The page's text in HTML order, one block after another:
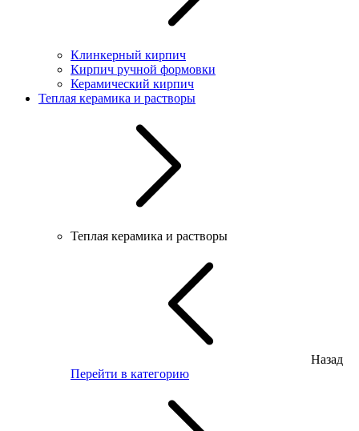
Клинкерный кирпич
Кирпич ручной формовки
Керамический кирпич
Теплая керамика и растворы
Теплая керамика и растворы
Назад
Перейти в категорию